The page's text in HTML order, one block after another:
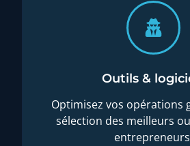
Outils &
Optimisez vos opérations
sélection des meilleurs